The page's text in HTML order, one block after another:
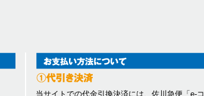
当サイトでの代金引換決済には、佐川急便「e-コ